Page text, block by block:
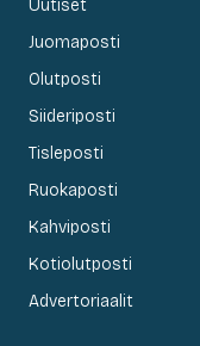
Uutiset
Juomaposti
Olutposti
Siideriposti
Tisleposti
Ruokaposti
Kahviposti
Kotiolutposti
Advertoriaalit